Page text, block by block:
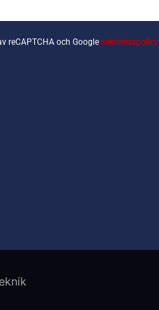
reCAPTCHA och Google sekretesspolicy